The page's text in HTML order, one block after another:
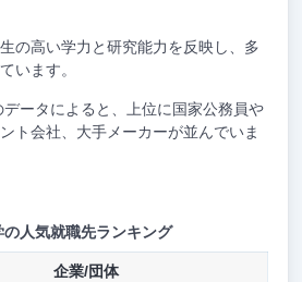
の高い学力と研究能力を反映し、多
います。
ータによると、上位に国家公務員や
ト会社、大手メーカーが並んでいま
の人気就職先ランキング
企業/団体